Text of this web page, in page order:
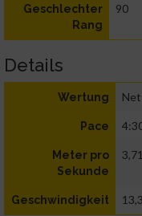
Geschlechter
Rang
90
Details
Wertung
Pace
Meter pro
Sekunde
Geschwindigkeit